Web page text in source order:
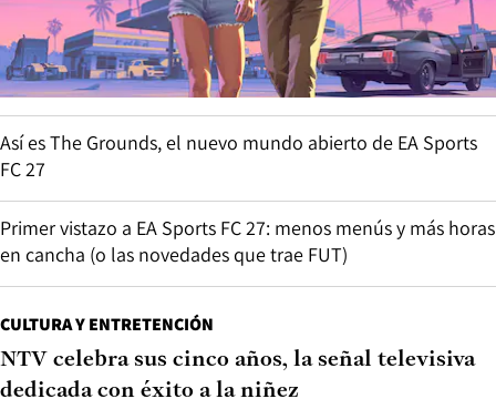
Así es The Grounds, el nuevo mundo abierto de EA Sports
FC 27
Primer vistazo a EA Sports FC 27: menos menús y más horas
en cancha (o las novedades que trae FUT)
CULTURA Y ENTRETENCIÓN
NTV celebra sus cinco años, la señal televisiva
dedicada con éxito a la niñez